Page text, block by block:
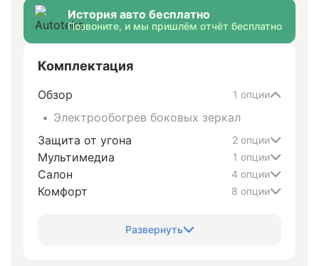
История авто бесплатно
Позвоните, и мы пришлём отчёт бесплатно
Комплектация
Обзор 1 опции
Электрообогрев боковых зеркал
Защита от угона
2 опции
Мультимедиа 1 опции
Салон 4 опции
Комфорт 8 опции
Развернуть